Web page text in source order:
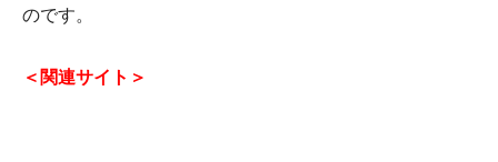
のです。
＜関連サイト＞